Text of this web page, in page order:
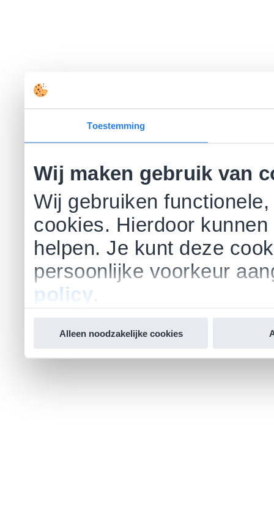
Toestemming
Wij maken gebruik van
Wij gebruiken
cookies. Hierdoor
helpen. Je kunt deze
persoonlijke voorkeur
policy
Alleen noodzakelijke cookies